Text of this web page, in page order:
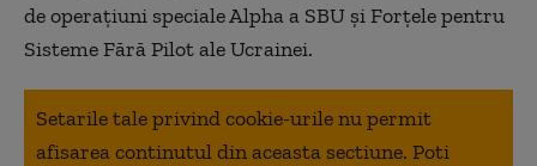
de operațiuni speciale Alpha a SBU și Forțele pentru
Sisteme Fără Pilot ale Ucrainei.
Setarile tale privind cookie-urile nu permit
afisarea continutul din aceasta sectiune. Poti